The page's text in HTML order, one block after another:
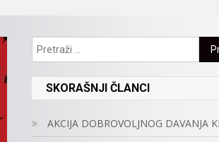
SKORAŠNJI ČLANCI
AKCIJA DOBROVOLJNOG DAVANJA